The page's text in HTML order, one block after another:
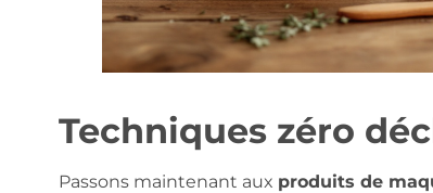
Techniques zéro
Passons maintenant aux produits de